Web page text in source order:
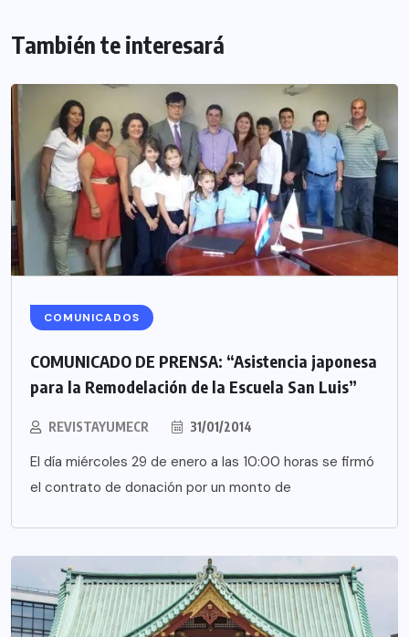
También te interesará
COMUNICADOS
COMUNICADO DE PRENSA: “Asistencia japonesa
para la Remodelación de la Escuela San Luis”
REVISTAYUMECR 31/01/2014
El día miércoles 29 de enero a las 10:00 horas se firmó
el contrato de donación por un monto de